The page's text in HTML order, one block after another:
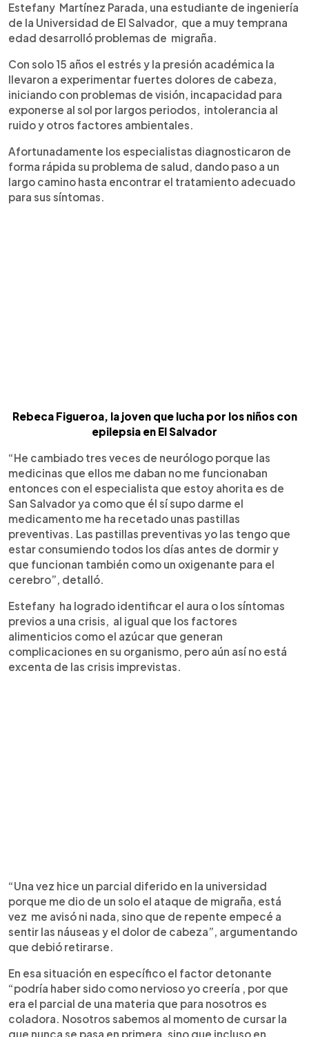
Estefany Martínez Parada, una estudiante de ingeniería
de la Universidad de El Salvador, que a muy temprana
edad desarrolló problemas de migraña.
Con solo 15 años el estrés y la presión académica la
llevaron a experimentar fuertes dolores de cabeza,
iniciando con problemas de visión, incapacidad para
exponerse al sol por largos periodos, intolerancia al
ruido y otros factores ambientales.
Afortunadamente los especialistas diagnosticaron de
forma rápida su problema de salud, dando paso a un
largo camino hasta encontrar el tratamiento adecuado
para sus síntomas.
Rebeca Figueroa, la joven que lucha por los niños con
epilepsia en El Salvador
“He cambiado tres veces de neurólogo porque las
medicinas que ellos me daban no me funcionaban
entonces con el especialista que estoy ahorita es de
San Salvador ya como que él sí supo darme el
medicamento me ha recetado unas pastillas
preventivas. Las pastillas preventivas yo las tengo que
estar consumiendo todos los días antes de dormir y
que funcionan también como un oxigenante para el
cerebro”, detalló.
Estefany ha logrado identificar el aura o los síntomas
previos a una crisis, al igual que los factores
alimenticios como el azúcar que generan
complicaciones en su organismo, pero aún así no está
excenta de las crisis imprevistas.
“Una vez hice un parcial diferido en la universidad
porque me dio de un solo el ataque de migraña, está
vez me avisó ni nada, sino que de repente empecé a
sentir las náuseas y el dolor de cabeza”, argumentando
que debió retirarse.
En esa situación en específico el factor detonante
“podría haber sido como nervioso yo creería , por que
era el parcial de una materia que para nosotros es
coladora. Nosotros sabemos al momento de cursar la
que nunca se pasa en primera, sino que incluso en